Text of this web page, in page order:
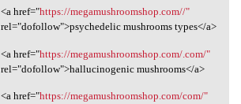
<a href="https://megamushroomshop.com//"
rel="dofollow">psychedelic mushrooms types</a>
<a href="https://megamushroomshop.com/.com/"
rel="dofollow">hallucinogenic mushrooms</a>
<a href="https://megamushroomshop.com/com/"